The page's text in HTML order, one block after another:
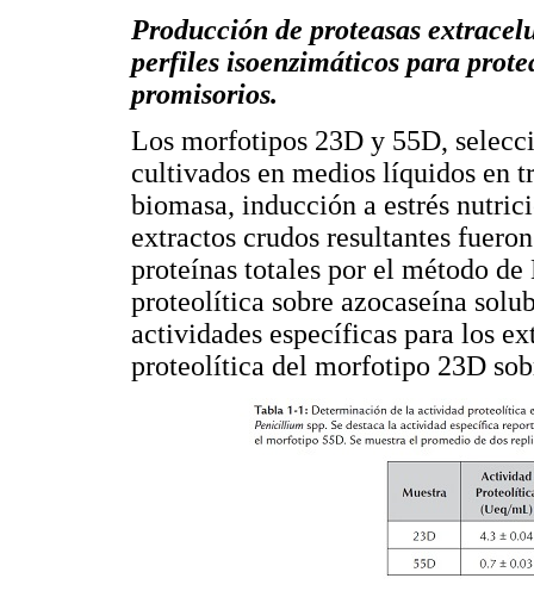
Producción de proteasas
perfiles isoenzimáticos para
promisorios.
Los morfotipos 23D y 55D,
cultivados en medios líquidos en
biomasa, inducción a estrés
extractos crudos resultantes
proteínas totales por el método
proteolítica sobre azocaseína
actividades específicas para los
proteolítica del morfotipo 23D